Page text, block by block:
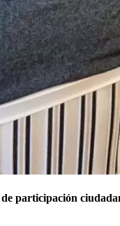
participación